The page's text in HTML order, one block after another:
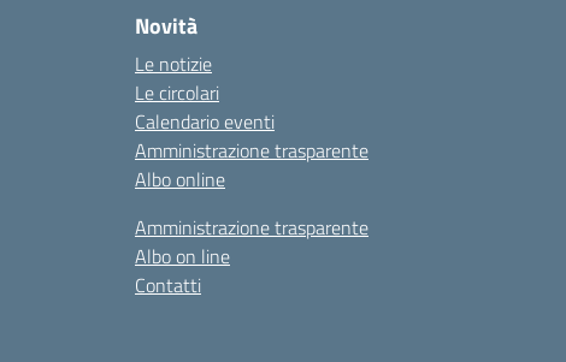
Novità
Le notizie
Le circolari
Calendario eventi
Amministrazione trasparente
Albo online
Amministrazione trasparente
Albo on line
Contatti